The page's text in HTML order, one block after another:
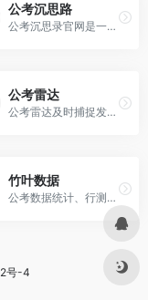
公考沉思路
公考沉思录官网是一个专注于公务员考试备考的综合性知识库平台，旨在为考生提供全面、系统的学习资源和备考策略，涵盖行测、申论、事业编、百科等多方面的内容。
公考雷达
公考雷达及时捕捉发布全国公职类(公务员、事业单位、教师、医疗、国企、银行、大学生村官、社区工作者等)招考公告和职位资讯,根据个人简历与职位信息精准匹配,锁定每一个好机会。
竹叶数据
公考数据统计、行测高频考点
号-4